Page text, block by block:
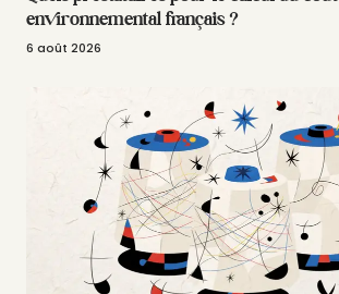
environnemental français ?
6 août 2026